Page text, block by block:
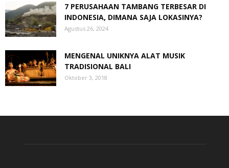
7 PERUSAHAAN TAMBANG TERBESAR DI
INDONESIA, DIMANA SAJA LOKASINYA?
Agustus 26, 2024
MENGENAL UNIKNYA ALAT MUSIK
TRADISIONAL BALI
Oktober 3, 2018